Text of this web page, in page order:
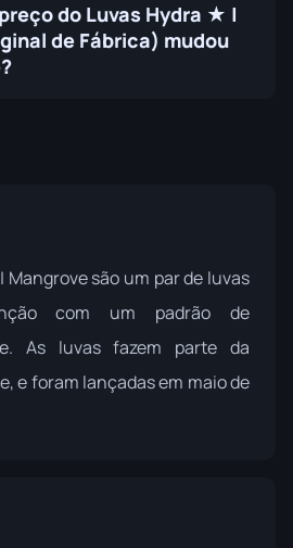
do Luvas Hydra ★ |
de Fábrica) mudou
são um par de luvas
com um padrão de
As luvas fazem parte da
, e foram lançadas em maio de